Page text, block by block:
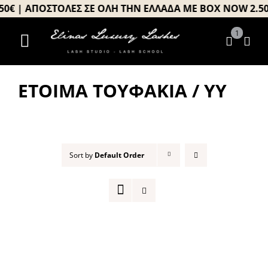
Μετάβαση
στο
περιεχόμενο
| ΑΠΟΣΤΟΛΕΣ ΣΕ ΟΛΗ ΤΗΝ ΕΛΛΑΔΑ ΜΕ BOX NOW
Toggle
Αρχική
About us
1
ΈΤΟΙΜΑ ΤΟΥΦΆΚΙΑ / YY
Sort by Default Order